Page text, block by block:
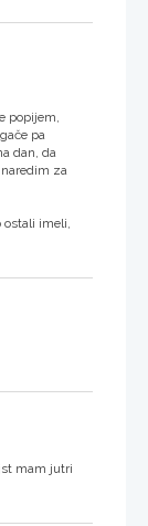
popijem,
pa
dan, da
za
imeli,
mam jutri